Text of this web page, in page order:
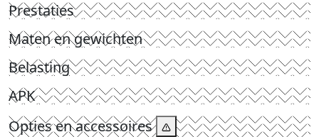
Prestaties
Maten en gewichten
Belasting
APK
Opties en accessoires